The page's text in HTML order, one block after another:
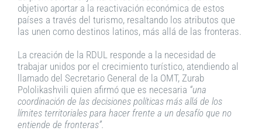
objetivo aportar a la reactivación económica de estos
países a través del turismo, resaltando los atributos que
las unen como destinos latinos, más allá de las fronteras.
La creación de la RDUL responde a la necesidad de
trabajar unidos por el crecimiento turístico, atendiendo al
llamado del Secretario General de la OMT, Zurab
Pololikashvili quien afirmó que es necesaria “una
coordinación de las decisiones políticas más allá de los
límites territoriales para hacer frente a un desafío que no
entiende de fronteras”.